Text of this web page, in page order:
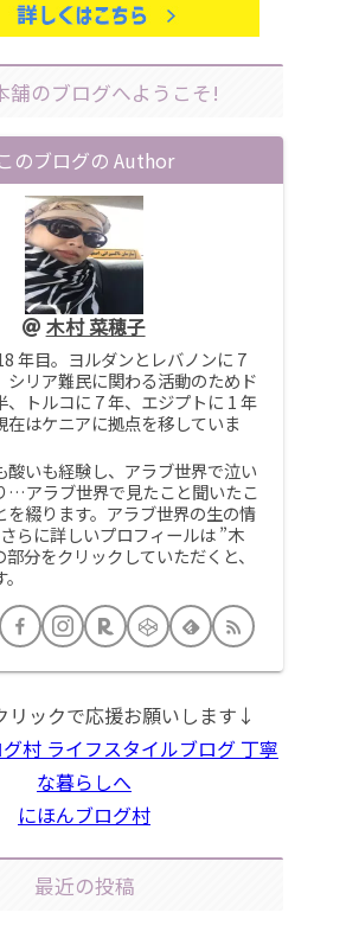
舗のブログへようこそ!
このブログの Author
木村 菜穂子
年目。ヨルダンとレバノンに 7
シリア難民に関わる活動のためド
、トルコに 7 年、エジプトに 1 年
在はケニアに拠点を移していま
酸いも経験し、アラブ世界で泣い
…アラブ世界で見たこと聞いたこ
を綴ります。アラブ世界の生の情
らに詳しいプロフィールは ”木
分をクリックしていただくと、
リックで応援お願いします↓
にほんブログ村
最近の投稿